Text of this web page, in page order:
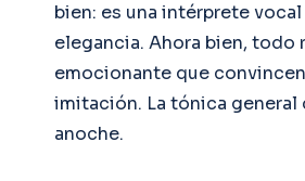
bien: es una intérprete
elegancia. Ahora bien, todo
emocionante que
imitación. La tónica general
anoche.